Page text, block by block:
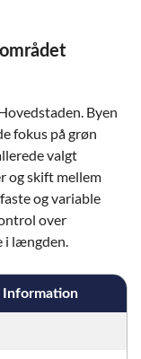
Byen
fokus på grøn
valgt
og skift mellem
og variable
over
i længden.
Information